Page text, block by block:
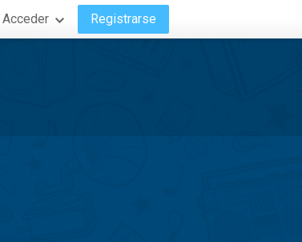
Acceder Registrarse